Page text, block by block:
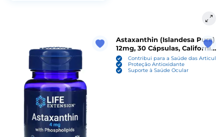
Astaxanthin (Islandesa Pura)
12mg, 30 Cápsulas, California
GoldContribui para a Saúde das
Proteção Antioxidante
Suporte à Saúde Ocular